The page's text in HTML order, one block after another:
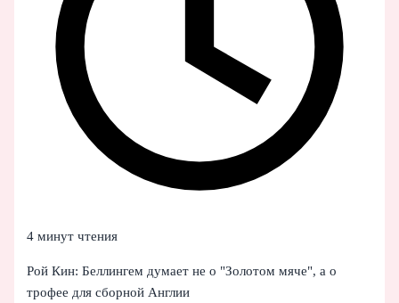
4 минут чтения
Рой Кин: Беллингем думает не о "Золотом мяче", а о
трофее для сборной Англии